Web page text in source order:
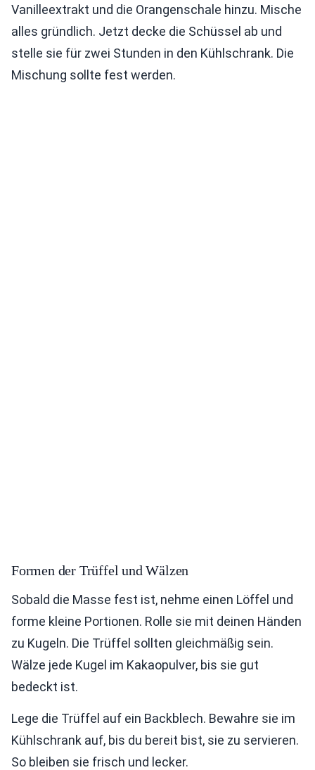
Vanilleextrakt und die Orangenschale hinzu. Mische
alles gründlich. Jetzt decke die Schüssel ab und
stelle sie für zwei Stunden in den Kühlschrank. Die
Mischung sollte fest werden.
Formen der Trüffel und Wälzen
Sobald die Masse fest ist, nehme einen Löffel und
forme kleine Portionen. Rolle sie mit deinen Händen
zu Kugeln. Die Trüffel sollten gleichmäßig sein.
Wälze jede Kugel im Kakaopulver, bis sie gut
bedeckt ist.
Lege die Trüffel auf ein Backblech. Bewahre sie im
Kühlschrank auf, bis du bereit bist, sie zu servieren.
So bleiben sie frisch und lecker.